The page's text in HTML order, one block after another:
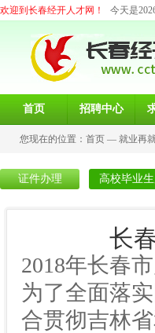
欢迎到长春经开人才网！ 今天是
首页 招聘中心
您现在的位置： 首页 — 就业再
证件办理 高校毕业
长
2018年长春
为了全面落
合贯彻吉林